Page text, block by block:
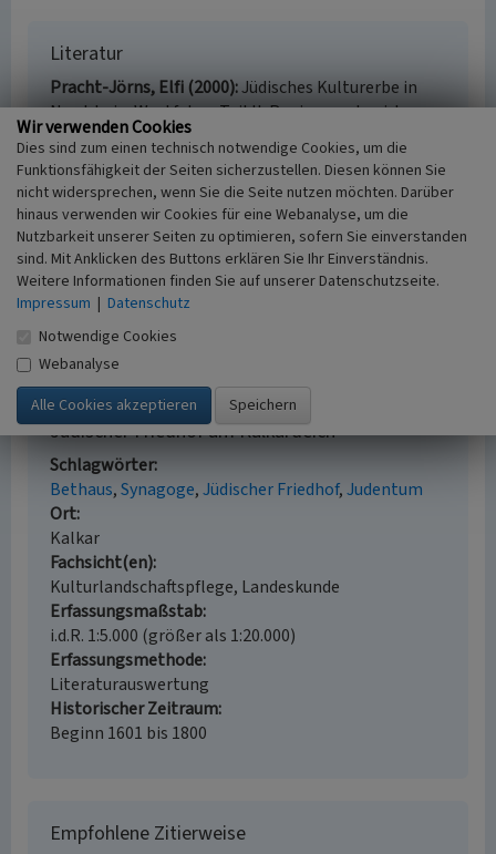
Literatur
Pracht-Jörns, Elfi (2000) Jüdisches Kulturerbe in
Nordrhein-Westfalen, Teil II: Regierungsbezirk
Düsseldorf. (Beiträge zu den Bau- und
Kunstdenkmälern im Rheinland 34.2.) S. 341-345,
Köln.
Reuter, Ursula (2007) Jüdische Gemeinden vom
frühen 19. bis zum Beginn des 21. Jahrhunderts.
(Geschichtlicher Atlas der Rheinlande, VIII.8.) S. 53-
54, Bonn.
Wensky, Margret (2001)
Städteatlas, Lieferung XIV, Nr. 76.) S. 30ff., Köln.
Jüdischer Friedhof am Kalkardeich
Schlagwörter
Bethaus Synagoge Jüdischer Friedhof Judentum
Ort
Kalkar
Fachsicht(en)
Kulturlandschaftspflege, Landeskunde
Erfassungsmaßstab
i.d.R. 1:5.000 (größer als 1:20.000)
Erfassungsmethode
Literaturauswertung
Historischer Zeitraum
Beginn 1601 bis 1800
Empfohlene Zitierweise
Wir verwenden Cookies
Dies sind zum einen technisch notwendige Cookies, um die
Funktionsfähigkeit der Seiten sicherzustellen. Diesen können Sie
nicht widersprechen, wenn Sie die Seite nutzen möchten. Darüber
hinaus verwenden wir Cookies für eine Webanalyse, um die
Nutzbarkeit unserer Seiten zu optimieren, sofern Sie einverstanden
sind. Mit Anklicken des Buttons erklären Sie Ihr Einverständnis.
Weitere Informationen finden Sie auf unserer Datenschutzseite.
Impressum | Datenschutz
Notwendige Cookies
Webanalyse